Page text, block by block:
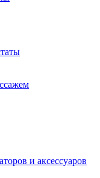
и аксессуаров